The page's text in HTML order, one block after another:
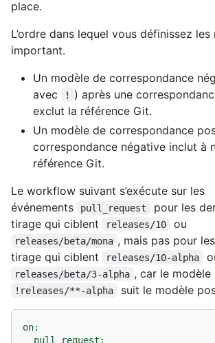
place.
L’ordre dans lequel vous définissez
important.
Un modèle de correspondance
avec
!
) après une
exclut la référence Git.
Un modèle de correspondance
correspondance négative inclut à
référence Git.
Le workflow suivant s’exécute sur les
événements
pull_request
pour les
tirage qui ciblent
releases/10 ou
releases/beta/mona , mais pas pour
tirage qui ciblent
releases/10-alpha
releases/beta/3-alpha , car le modèle
!releases/**-alpha suit le modèle
on:
pull_request: